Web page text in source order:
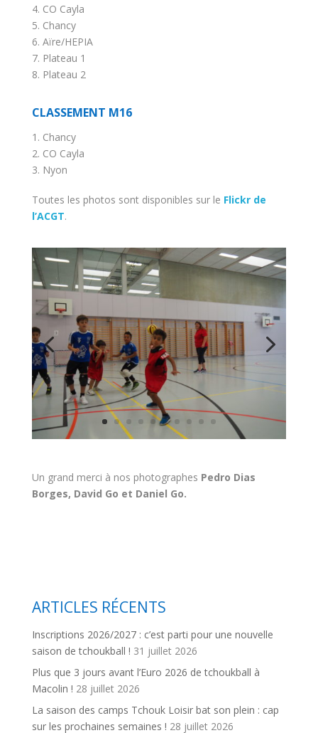
4. CO Cayla
5. Chancy
6. Aïre/HEPIA
7. Plateau 1
8. Plateau 2
CLASSEMENT M16
1. Chancy
2. CO Cayla
3. Nyon
Toutes les photos sont disponibles sur le Flickr de
l’ACGT.
Un grand merci à nos photographes Pedro Dias
Borges, David Go et Daniel Go.
ARTICLES RÉCENTS
Inscriptions 2026/2027 : c’est parti pour une nouvelle
saison de tchoukball ! 31 juillet 2026
Plus que 3 jours avant l’Euro 2026 de tchoukball à
Macolin ! 28 juillet 2026
La saison des camps Tchouk Loisir bat son plein : cap
sur les prochaines semaines ! 28 juillet 2026